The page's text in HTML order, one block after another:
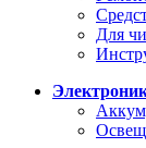
Для